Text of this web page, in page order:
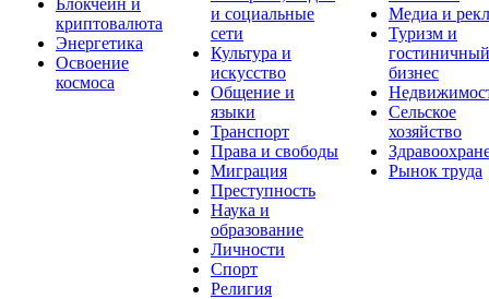
Блокчейн и
криптовалюта
Энергетика
Освоение
космоса
и социальные
сети
Культура и
искусство
Общение и
языки
Транспорт
Права и свободы
Миграция
Преступность
Наука и
образование
Личности
Спорт
Религия
Медиа и
Туризм и
гостиничный
бизнес
Сельское
хозяйство
Рынок труда